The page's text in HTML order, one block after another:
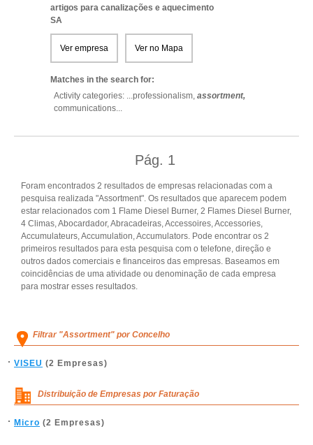
artigos para canalizações e aquecimento
SA
Ver empresa Ver no Mapa
Matches in the search for:
Activity categories: ...professionalism, assortment,
communications...
Pág. 1
Foram encontrados 2 resultados de empresas relacionadas com a
pesquisa realizada "Assortment". Os resultados que aparecem podem
estar relacionados com 1 Flame Diesel Burner, 2 Flames Diesel Burner,
4 Climas, Abocardador, Abracadeiras, Accessoires, Accessories,
Accumulateurs, Accumulation, Accumulators. Pode encontrar os 2
primeiros resultados para esta pesquisa com o telefone, direção e
outros dados comerciais e financeiros das empresas. Baseamos em
coincidências de uma atividade ou denominação de cada empresa
para mostrar esses resultados.
Filtrar "Assortment" por Concelho
VISEU (2 Empresas)
Distribuição de Empresas por Faturação
Micro (2 Empresas)